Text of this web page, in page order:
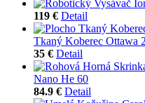
119 € Detail
Tkaný Koberec Ottawa
35 € Detail
Nano He 60
84.9 € Detail